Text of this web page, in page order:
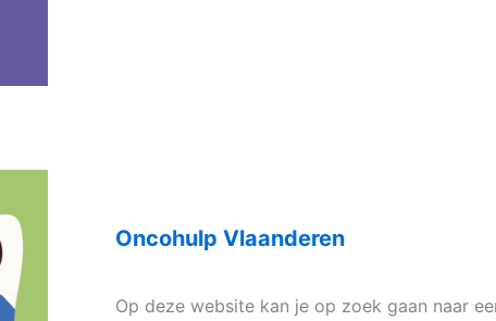
Oncohulp Vlaanderen
Op deze website kan je op zoek gaan naar